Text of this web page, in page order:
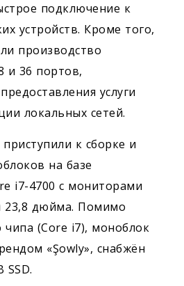
подключение к
устройств. Кроме того,
производство
и 36 портов,
услуги
локальных сетей.
к сборке и
на базе
i7-4700 с мониторами
23,8 дюйма. Помимо
чипа (Core i7), моноблок
«Şowly», снабжён
SSD.